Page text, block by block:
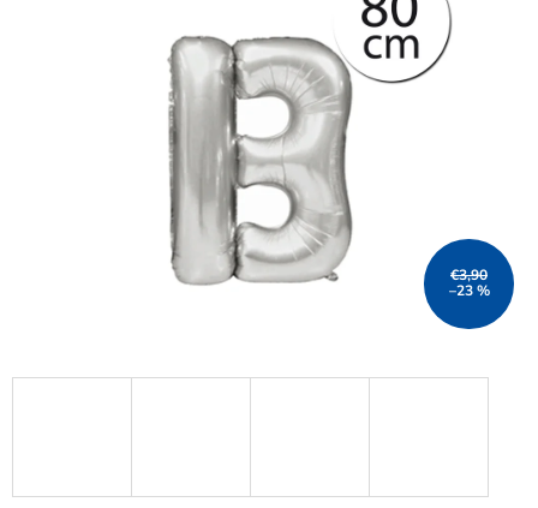
€3,90
–23 %